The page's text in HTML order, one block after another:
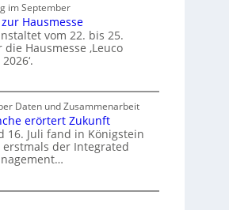
8
J
a
h
C
M
D
e
u
s
im September
Hausmesse
vom 22. bis 25.
Hausmesse ‚Leuco
Daten und Zusammenarbeit
erörtert Zukunft
16. Juli fand in Königstein
erstmals der Integrated